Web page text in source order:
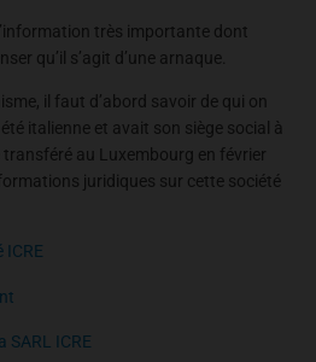
très importante dont
qu’il s’agit d’une arnaque.
il faut d’abord savoir de qui on
italienne et avait son siège social à
transféré au Luxembourg en février
juridiques sur cette société
SARL ICRE